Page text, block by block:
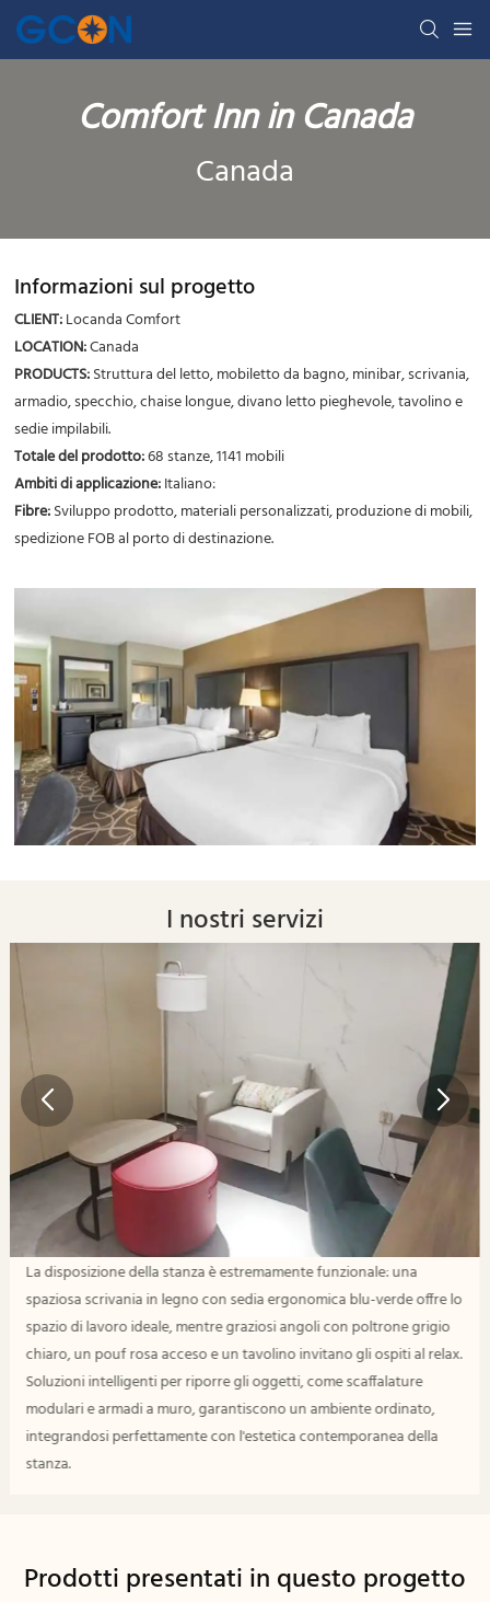
Comfort Inn in Canada
Canada
Informazioni sul progetto
CLIENT:Locanda Comfort
LOCATION:Canada
PRODUCTS:Struttura del letto, mobiletto da bagno, minibar, scrivania,
armadio, specchio, chaise longue, divano letto pieghevole, tavolino e
sedie impilabili.
Totale del prodotto:68 stanze, 1141 mobili
Ambiti di applicazione:Italiano:
Fibre:Sviluppo prodotto, materiali personalizzati, produzione di mobili,
spedizione FOB al porto di destinazione.
I nostri servizi
La disposizione della stanza è estremamente funzionale: una
spaziosa scrivania in legno con sedia ergonomica blu-verde offre lo
spazio di lavoro ideale, mentre graziosi angoli con poltrone grigio
chiaro, un pouf rosa acceso e un tavolino invitano gli ospiti al relax.
Soluzioni intelligenti per riporre gli oggetti, come scaffalature
modulari e armadi a muro, garantiscono un ambiente ordinato,
integrandosi perfettamente con l'estetica contemporanea della
stanza.
Prodotti presentati in questo progetto